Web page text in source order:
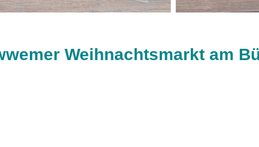
Weihnachtsmarkt am